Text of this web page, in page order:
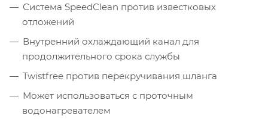
Система SpeedClean против известковых
отложений
Внутренний охлаждающий канал для
продолжительного срока службы
Twistfree против перекручивания шланга
Может использоваться с проточным
водонагревателем